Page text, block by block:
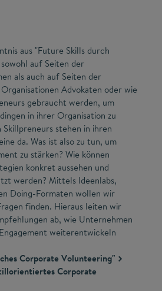
aus "Future Skills durch
auf Seiten der
als auch auf Seiten der
Advokaten oder wie
gebraucht werden, um
in ihrer Organisation zu
stehen in ihren
da. Was ist also zu tun, um
zu stärken? Wie können
konkret aussehen und
werden? Mittels Ideenlabs,
Doing-Formaten wollen wir
finden. Hieraus leiten wir
ab, wie Unternehmen
weiterentwickeln
Corporate Volunteering"
Corporate